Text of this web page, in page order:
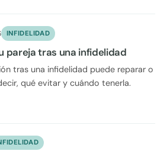
INFIDELIDAD
pareja tras una infidelidad
tras una infidelidad puede reparar o
qué evitar y cuándo tenerla.